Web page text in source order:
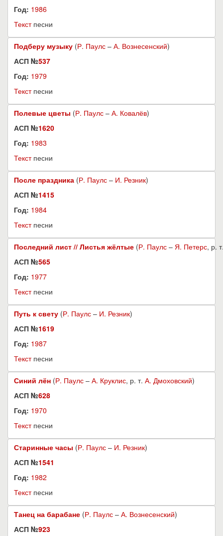
Год: 1986
Текстпесни
Подберу музыку (Р. Паулс – А. Вознесенский)
АСП №537
Год: 1979
Текстпесни
Полевые цветы (Р. Паулс – А. Ковалёв)
АСП №1620
Год: 1983
Текстпесни
После праздника (Р. Паулс – И. Резник)
АСП №1415
Год: 1984
Текстпесни
Последний лист // Листья жёлтые (Р. Паулс – Я. Петерс, р.
АСП №565
Год: 1977
Текстпесни
Путь к свету (Р. Паулс – И. Резник)
АСП №1619
Год: 1987
Текстпесни
Синий лён (Р. Паулс – А. Круклис, р. т. А. Дмоховский)
АСП №628
Год: 1970
Текстпесни
Старинные часы (Р. Паулс – И. Резник)
АСП №1541
Год: 1982
Текстпесни
Танец на барабане (Р. Паулс – А. Вознесенский)
АСП №923